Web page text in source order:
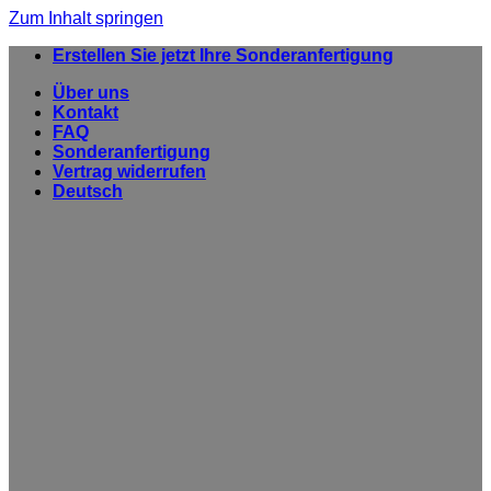
Zum Inhalt springen
Erstellen Sie jetzt Ihre Sonderanfertigung
Über uns
Kontakt
FAQ
Sonderanfertigung
Vertrag widerrufen
Deutsch